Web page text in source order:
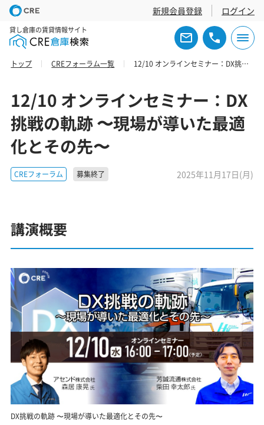
新規会員登録 ログイン
貸し倉庫の賃貸情報サイト
トップ CREフォーラム一覧 12/10 オンラインセミナー：DX挑戦の軌跡 〜現場が導いた最適化とその先〜
12/10 オンラインセミナー：DX
挑戦の軌跡 〜現場が導いた最適
化とその先〜
CREフォーラム 募集終了 2025年11月17日(月)
講演概要
DX挑戦の軌跡 〜現場が導いた最適化とその先〜